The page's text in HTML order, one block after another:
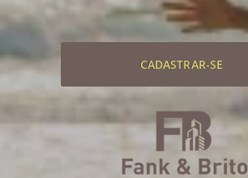
CADASTRAR-SE